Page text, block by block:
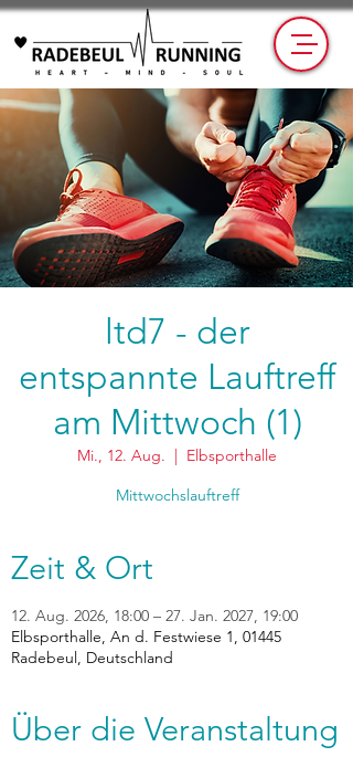
ltd7 - der
entspannte Lauftreff
am Mittwoch (1)
Mi., 12. Aug.
  |
Elbsporthalle
Mittwochslauftreff
Zeit & Ort
12. Aug. 2026, 18:00 – 27. Jan. 2027, 19:00
Elbsporthalle, An d. Festwiese 1, 01445
Radebeul, Deutschland
Über die Veranstaltung